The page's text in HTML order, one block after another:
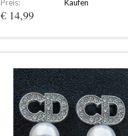
Preis:
€ 14,99
Kaufen